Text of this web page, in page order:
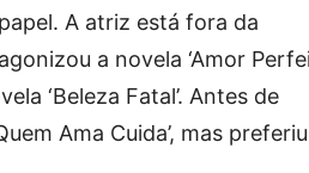
A atriz está fora da
a novela ‘Amor
‘Beleza Fatal’. Antes de
Ama Cuida’, mas preferiu